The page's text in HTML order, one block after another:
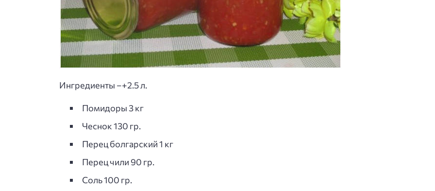
Ингредиенты –+2.5 л.
Помидоры 3 кг
Чеснок 130 гр.
Перец болгарский 1 кг
Перец чили 90 гр.
Соль 100 гр.